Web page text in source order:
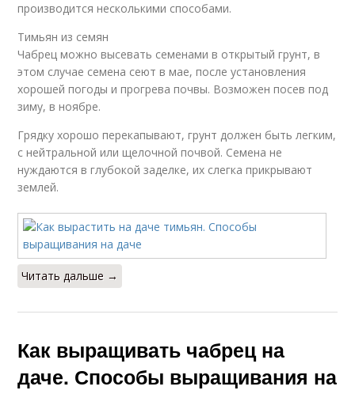
производится несколькими способами.
Тимьян из семян
Чабрец можно высевать семенами в открытый грунт, в
этом случае семена сеют в мае, после установления
хорошей погоды и прогрева почвы. Возможен посев под
зиму, в ноябре.
Грядку хорошо перекапывают, грунт должен быть легким,
с нейтральной или щелочной почвой. Семена не
нуждаются в глубокой заделке, их слегка прикрывают
землей.
Читать дальше →
Как выращивать чабрец на
даче. Способы выращивания на